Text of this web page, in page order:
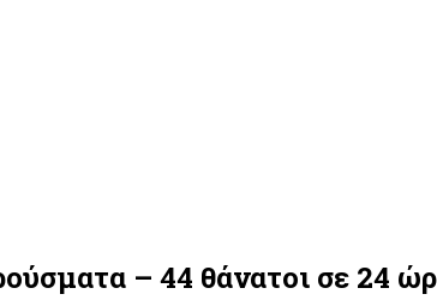
– 44 θάνατοι σε 24